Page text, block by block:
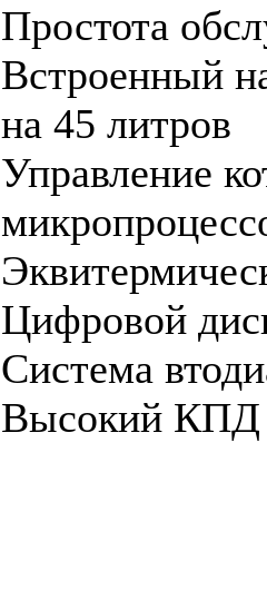
Простота
Встроенный
на 45 литров
Управление
Цифровой
Система
Высокий КПД